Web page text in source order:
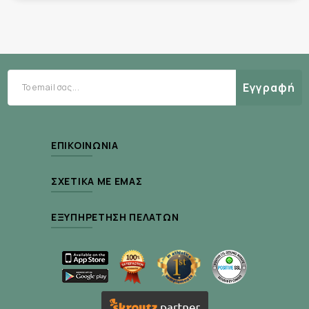
συντηρητικά μη εγκεκριμένα από την Ecocert
Εγγραφή
ΕΠΙΚΟΙΝΩΝΊΑ
ΣΧΕΤΙΚΆ ΜΕ ΕΜΆΣ
ΕΞΥΠΗΡΈΤΗΣΗ ΠΕΛΑΤΏΝ